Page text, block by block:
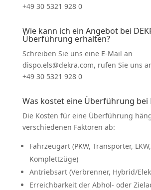
+49 30 5321 928 0
Wie kann ich ein Angebot bei
Überführung erhalten?
Schreiben Sie uns eine E‑Mail an
dispo.els@dekra.com, rufen Sie uns
+49 30 5321 928 0
Was kostet eine Überführung bei
Die Kosten für eine Überführung
verschie­denen Faktoren ab:
Fahrzeugart (PKW, Trans­porter, LKW,
Komplettzüge)
Antriebsart (Verbrenner, Hybrid/
Erreich­barkeit der Abhol- oder